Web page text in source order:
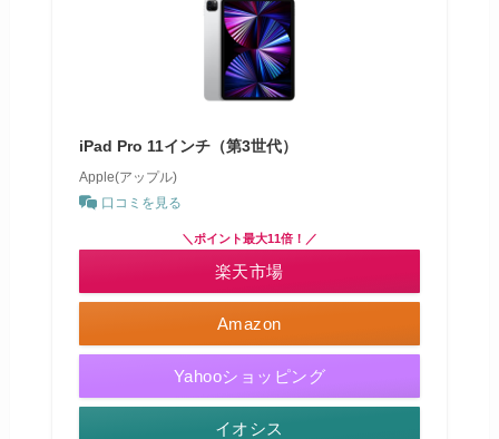
iPad Pro 11インチ（第3世代）
Apple(アップル)
口コミを見る
Amazon
＼ポイント最大11倍！／
楽天市場
Yahooショッピング
イオシス